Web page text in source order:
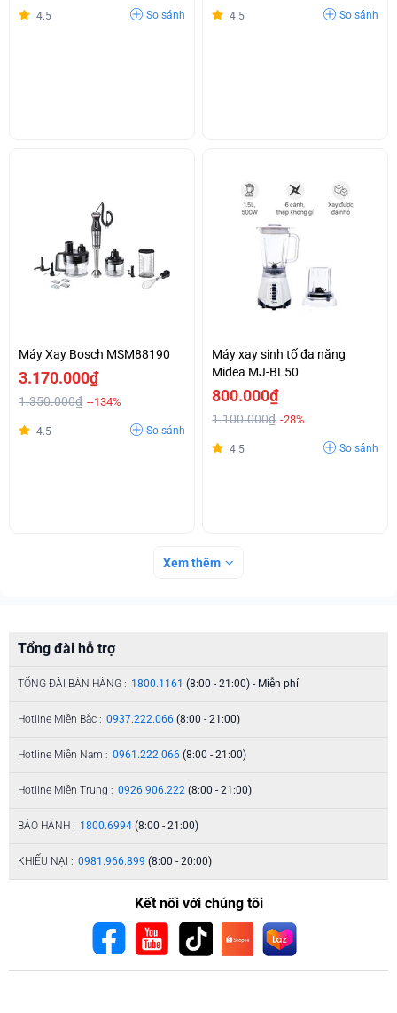
4.5 So sánh 4.5 So sánh
Máy Xay Bosch MSM88190
3.170.000₫
1.350.000₫ --134%
4.5 So sánh
Máy xay sinh tố đa năng
Midea MJ-BL50
800.000₫
1.100.000₫ -28%
4.5 So sánh
Xem thêm
Tổng đài hỗ trợ
TỔNG ĐÀI BÁN HÀNG : 1800.1161 (8:00 - 21:00) - Miễn phí
Hotline Miền Bắc : 0937.222.066 (8:00 - 21:00)
Hotline Miền Nam : 0961.222.066 (8:00 - 21:00)
Hotline Miền Trung : 0926.906.222 (8:00 - 21:00)
BẢO HÀNH : 1800.6994 (8:00 - 21:00)
KHIẾU NẠI : 0981.966.899 (8:00 - 20:00)
Kết nối với chúng tôi